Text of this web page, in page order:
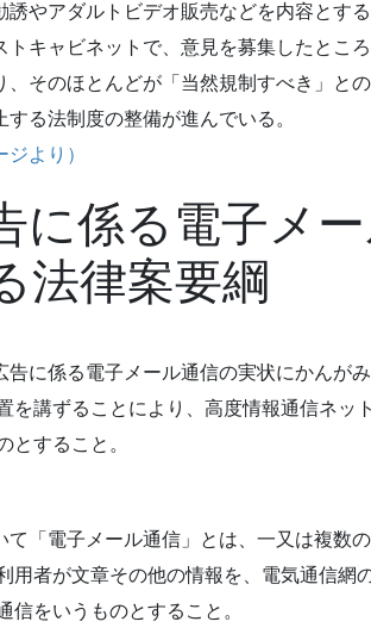
誘やアダルトビデオ販売などを内容とす
トキャビネットで、意見を募集したとこ
、そのほとんどが「当然規制すべき」と
る法制度の整備が進んでいる。
ジより）
に係る電子メ
法律案要綱
告に係る電子メール通信の実状にかんが
を講ずることにより、高度情報通信ネッ
とすること。
「電子メール通信」とは、一又は複数
用者が文章その他の情報を、電気通信網
信をいうものとすること。